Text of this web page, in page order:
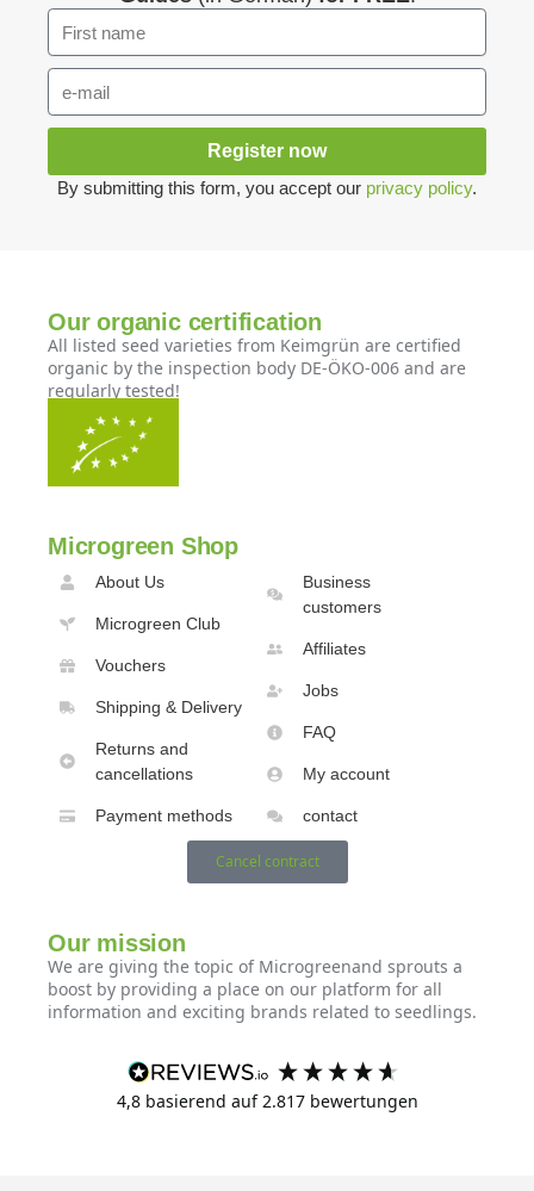
Register now
By submitting this form, you accept our privacy policy.
Our organic certification
All listed seed varieties from Keimgrün are certified
organic by the inspection body DE-ÖKO-006 and are
regularly tested!
Microgreen Shop
About Us
Microgreen Club
Vouchers
Shipping & Delivery
Returns and
cancellations
Payment methods
Business
customers
Affiliates
Jobs
FAQ
My account
contact
Cancel contract
Our mission
We are giving the topic of Microgreenand sprouts a
boost by providing a place on our platform for all
information and exciting brands related to seedlings.
4,8 basierend auf 2.817bewertungen